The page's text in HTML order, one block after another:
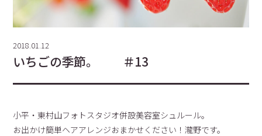
2018.01.12
いちごの季節。 ＃13
小平・東村山フォトスタジオ併設美容室シュルール。
お出かけ簡単ヘアアレンジおまかせください！瀧野です。